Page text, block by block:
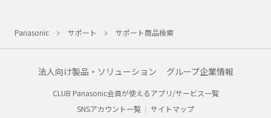
Panasonic サポート サポート商品検索
法人向け製品・ソリューション グループ企業情報
CLUB Panasonic会員が使えるアプリ/サービス一覧
SNSアカウント一覧
サイトマップ